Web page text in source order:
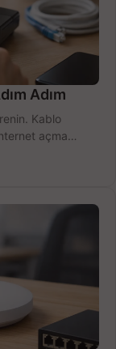
Adım
Kablo
açma